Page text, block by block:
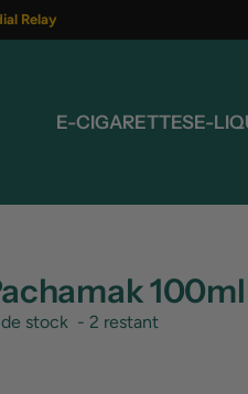
Relay
E-CIGARETTESE-
100ml
stock - 2 restant